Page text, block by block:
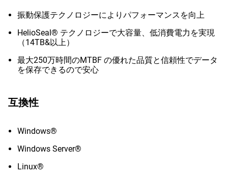
振動保護テクノロジーによりパフォーマンスを向上
HelioSeal® テクノロジーで大容量、低消費電力を実現
（14TB&以上）
最大250万時間のMTBF の優れた品質と信頼性でデータ
を保存できるので安心
互換性
Windows®
Windows Server®
Linux®